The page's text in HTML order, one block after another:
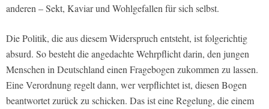
anderen – Sekt, Kaviar und Wohlgefallen für sich selbst.
Die Politik, die aus diesem Widerspruch entsteht, ist folgerichtig
absurd. So besteht die angedachte Wehrpflicht darin, den jungen
Menschen in Deutschland einen Fragebogen zukommen zu lassen.
Eine Verordnung regelt dann, wer verpflichtet ist, diesen Bogen
beantwortet zurück zu schicken. Das ist eine Regelung, die einem